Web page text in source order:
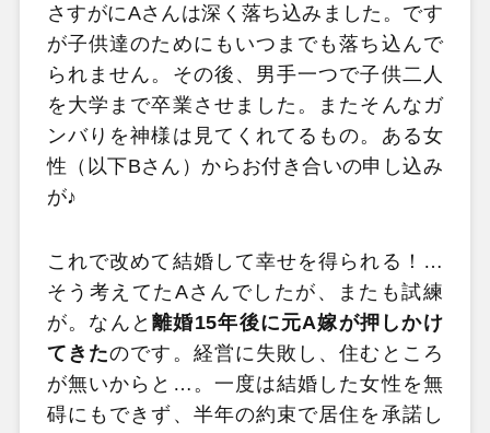
さすがにAさんは深く落ち込みました。です
が子供達のためにもいつまでも落ち込んで
られません。その後、男手一つで子供二人
を大学まで卒業させました。またそんなガ
ンバりを神様は見てくれてるもの。ある女
性（以下Bさん）からお付き合いの申し込み
が♪
これで改めて結婚して幸せを得られる！…
そう考えてたAさんでしたが、またも試練
が。なんと離婚15年後に元A嫁が押しかけ
てきたのです。経営に失敗し、住むところ
が無いからと…。一度は結婚した女性を無
碍にもできず、半年の約束で居住を承諾し